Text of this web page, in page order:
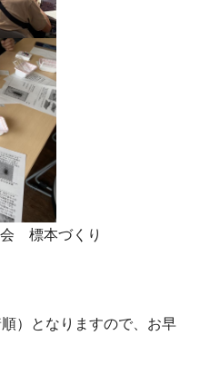
標本づくり
）となりますので、お早